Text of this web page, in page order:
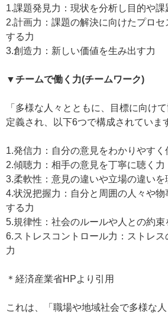
1.課題発見力：現状を分析し目的や
2.計画力：課題の解決に向けたプロ
する力
3.創造力：新しい価値を生み出す力
▼チームで働く力(チームワーク)
「多様な人々とともに、目標に向け
定義され、以下6つで構成されていま
1.発信力：自分の意見をわかりやすく
2.傾聴力：相手の意見を丁寧に聴く力
3.柔軟性：意見の違いや立場の違いを
4.状況把握力：自分と周囲の人々や
する力
5.規律性：社会のルールや人との約束
6.ストレスコントロール力：ストレス
力
＊経済産業省HPより引用
これは、「職場や地域社会で多様な